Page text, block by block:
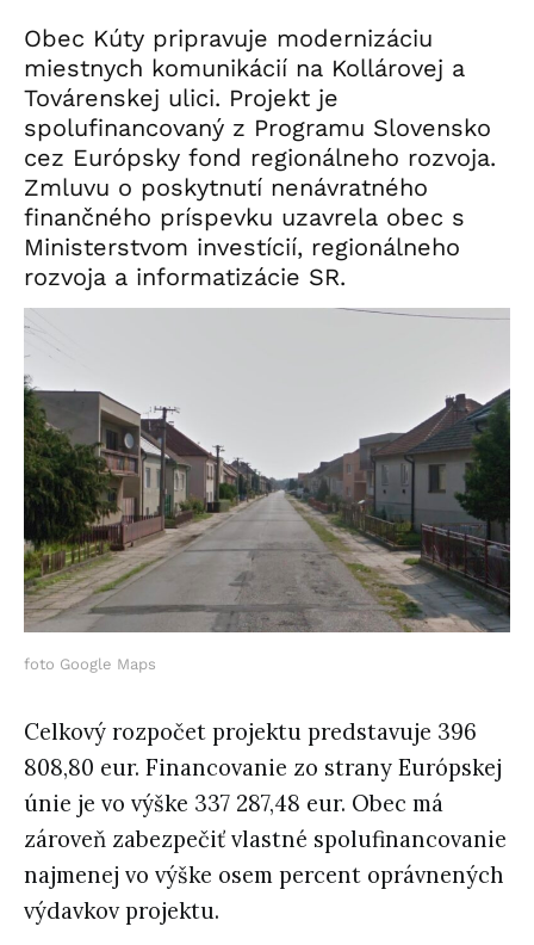
Obec Kúty pripravuje modernizáciu
miestnych komunikácií na Kollárovej a
Továrenskej ulici. Projekt je
spolufinancovaný z Programu Slovensko
cez Európsky fond regionálneho rozvoja.
Zmluvu o poskytnutí nenávratného
finančného príspevku uzavrela obec s
Ministerstvom investícií, regionálneho
rozvoja a informatizácie SR.
foto Google Maps
Celkový rozpočet projektu predstavuje 396
808,80 eur. Financovanie zo strany Európskej
únie je vo výške 337 287,48 eur. Obec má
zároveň zabezpečiť vlastné spolufinancovanie
najmenej vo výške osem percent oprávnených
výdavkov projektu.